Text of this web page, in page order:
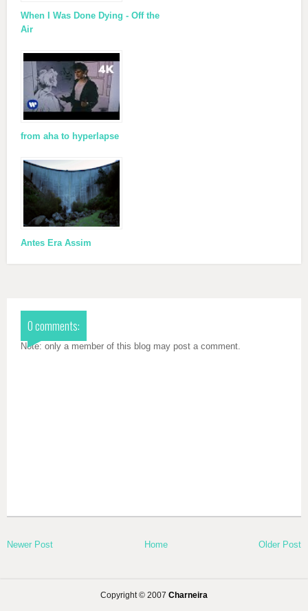
When I Was Done Dying - Off the
Air
from aha to hyperlapse
Antes Era Assim
0 comments:
Note: only a member of this blog may post a comment.
Newer Post Home Older Post
Copyright © 2007 Charneira